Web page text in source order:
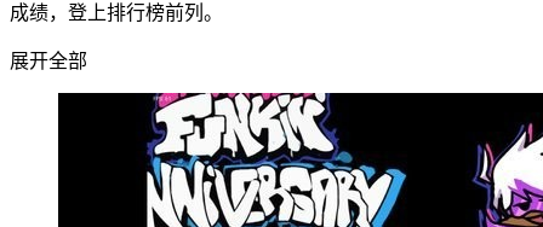
成绩，登上排行榜前列。
展开全部